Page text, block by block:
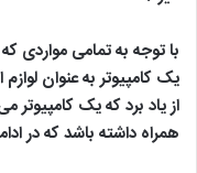
با توجه به تمامی مواردی
یک کامپیوتر به عنوان
از یاد برد که یک کامپیوتر
همراه داشته باشد که در